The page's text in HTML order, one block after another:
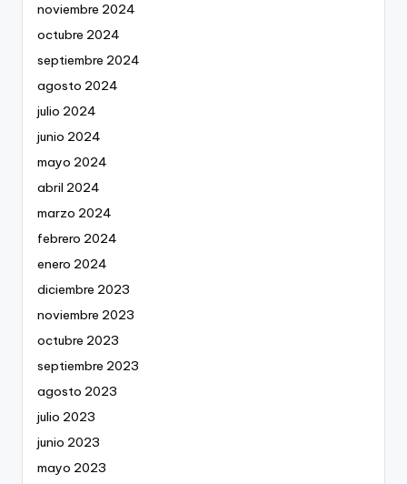
noviembre 2024
octubre 2024
septiembre 2024
agosto 2024
julio 2024
junio 2024
mayo 2024
abril 2024
marzo 2024
febrero 2024
enero 2024
diciembre 2023
noviembre 2023
octubre 2023
septiembre 2023
agosto 2023
julio 2023
junio 2023
mayo 2023